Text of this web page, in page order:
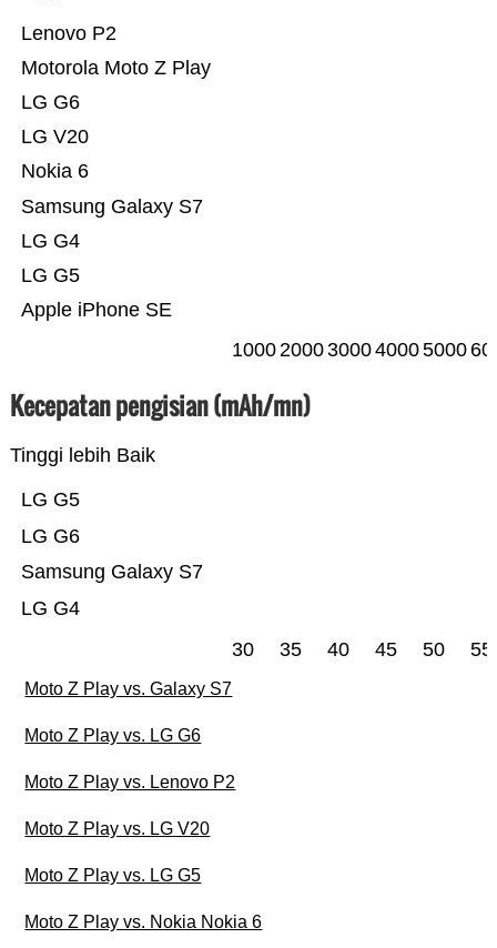
Apple iPhone SE
LG G5
LG G4
Samsung Galaxy S7
Nokia 6
LG V20
LG G6
Motorola Moto Z Play
Lenovo P2
10002000300040005000
Kecepatan pengisian (mAh/mn)
Tinggi lebih Baik
LG G4
Samsung Galaxy S7
LG G6
LG G5
30 35 40 45 50 55
Moto Z Play vs. Galaxy S7
Moto Z Play vs. LG G6
Moto Z Play vs. Lenovo P2
Moto Z Play vs. LG V20
Moto Z Play vs. LG G5
Moto Z Play vs. Nokia Nokia 6